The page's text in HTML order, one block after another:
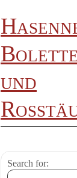
und
Search for: